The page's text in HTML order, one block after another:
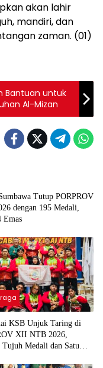
akan lahir
mandiri, dan
zaman. (01)
Bantuan untuk
Al-Mizan
Tutup PORPROV
dengan 195 Medali,
Emas
KSB Unjuk Taring di
XII NTB 2026,
Tujuh Medali dan Satu